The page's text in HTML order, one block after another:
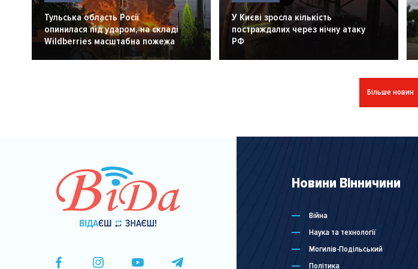
Тульська область Росії
опинилася під ударом, на складі
Wildberries масштабна пожежа
У Києві зросла кількість
постраждалих через нічну атаку
РФ
Більше новин
Новини Вінничини
Війна
Наука та технології
Могилів-Подільський
Політика